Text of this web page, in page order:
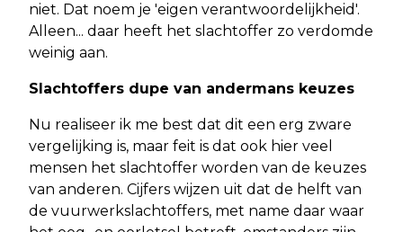
niet. Dat noem je 'eigen verantwoordelijkheid'.
Alleen... daar heeft het slachtoffer zo verdomde
weinig aan.
Slachtoffers dupe van andermans keuzes
Nu realiseer ik me best dat dit een erg zware
vergelijking is, maar feit is dat ook hier veel
mensen het slachtoffer worden van de keuzes
van anderen. Cijfers wijzen uit dat de helft van
de vuurwerkslachtoffers, met name daar waar